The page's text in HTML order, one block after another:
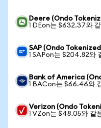
Deere (Ondo
1 DEon는 $632.37와
SAP (Ondo
1 SAPon는 $204.82와
Bank of America
1 BACon는 $66.46와
Verizon (Ondo
1 VZon는 $48.05와 같